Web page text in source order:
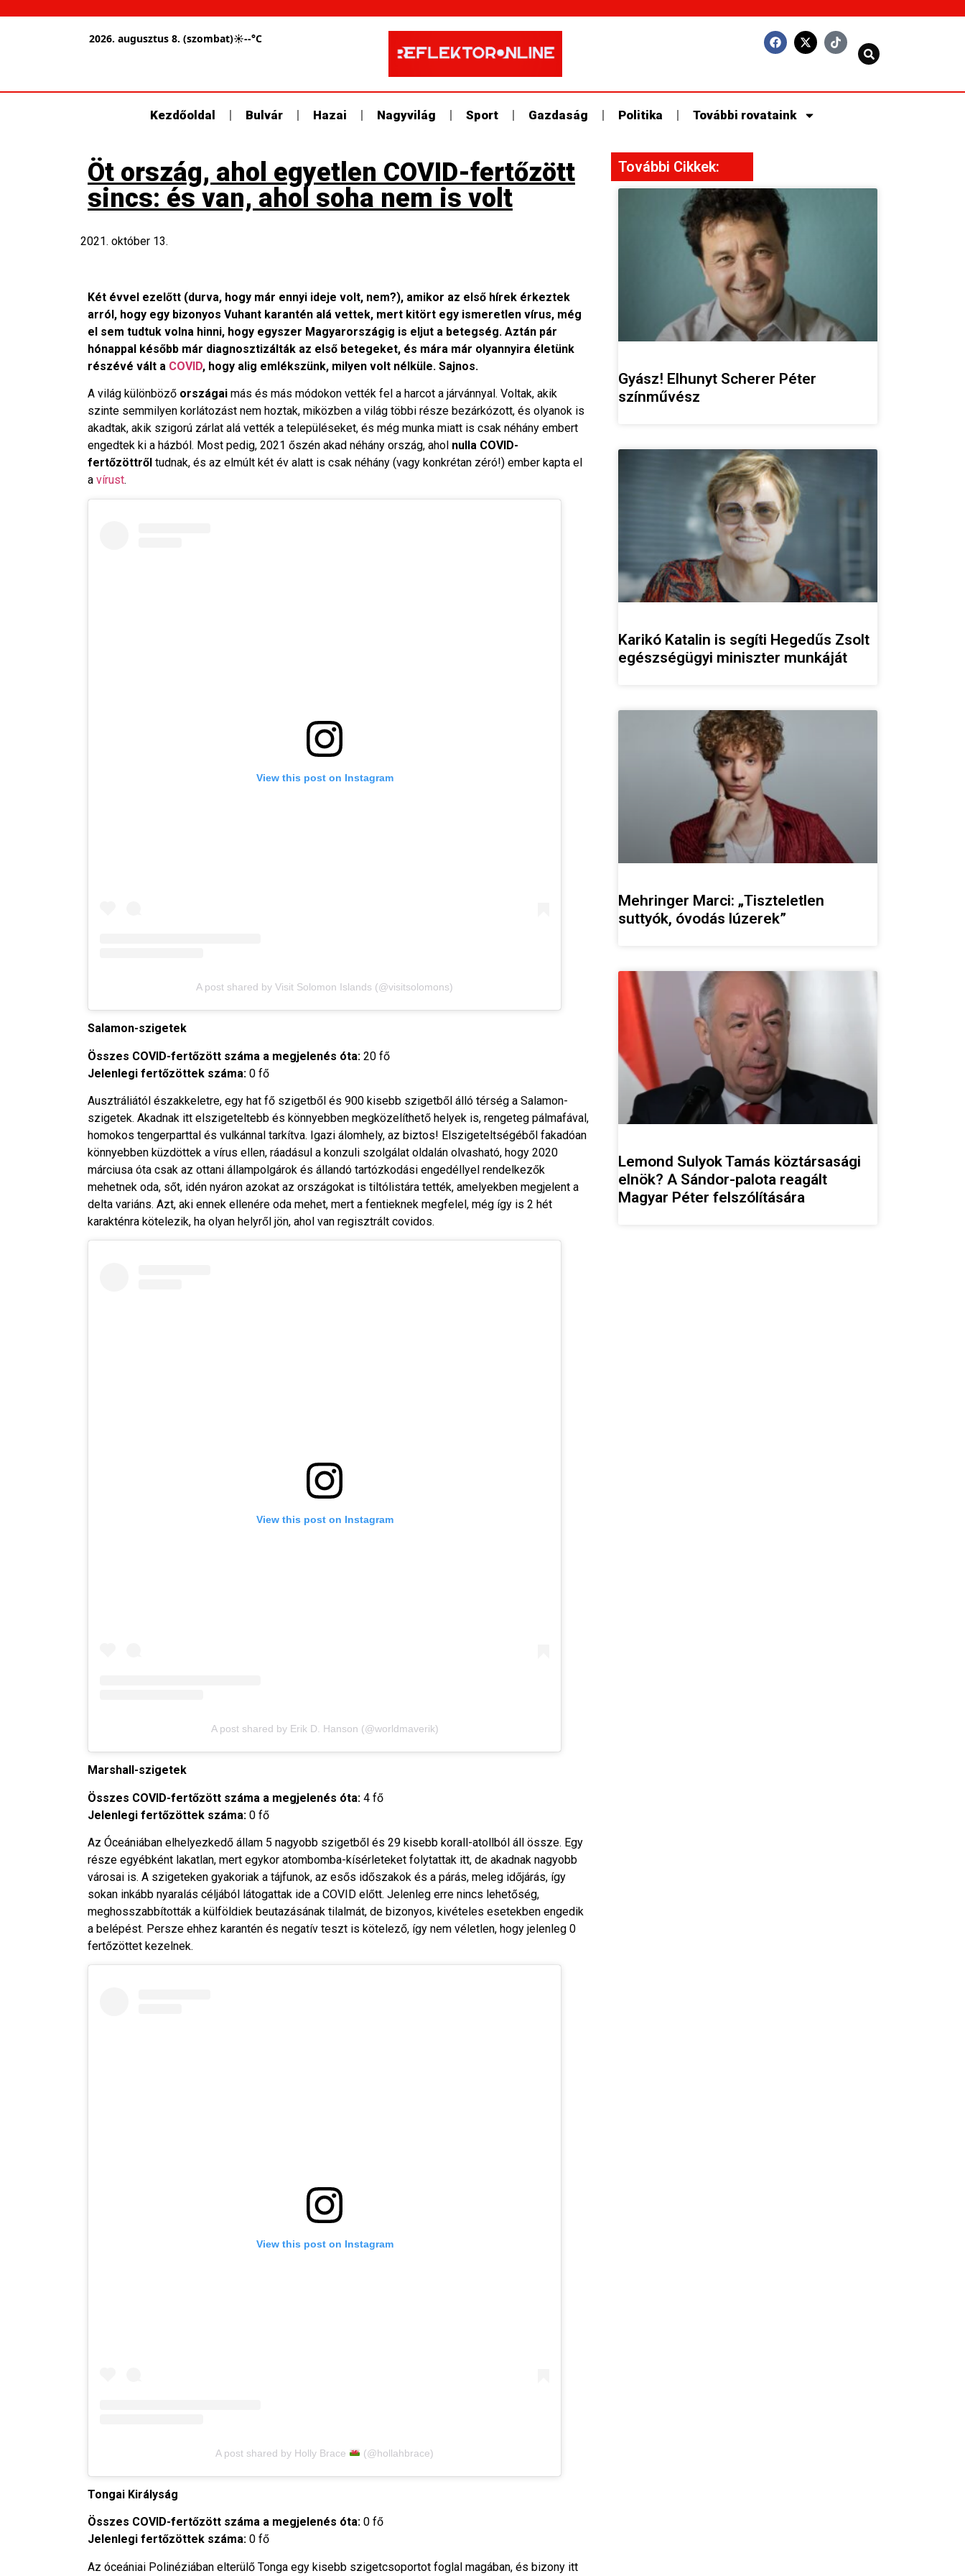
2026. augusztus 8. (szombat)☀--°C
Kezdőoldal Bulvár Hazai Nagyvilág Sport Gazdaság Politika További rovataink
Öt ország, ahol egyetlen COVID-fertőzött
sincs: és van, ahol soha nem is volt
2021. október 13.
Két évvel ezelőtt (durva, hogy már ennyi ideje volt, nem?), amikor az első hírek érkeztek
arról, hogy egy bizonyos Vuhant karantén alá vettek, mert kitört egy ismeretlen vírus, még
el sem tudtuk volna hinni, hogy egyszer Magyarországig is eljut a betegség. Aztán pár
hónappal később már diagnosztizálták az első betegeket, és mára már olyannyira életünk
részévé vált a COVID, hogy alig emlékszünk, milyen volt nélküle. Sajnos.
A világ különböző országai más és más módokon vették fel a harcot a járvánnyal. Voltak, akik
szinte semmilyen korlátozást nem hoztak, miközben a világ többi része bezárkózott, és olyanok is
akadtak, akik szigorú zárlat alá vették a településeket, és még munka miatt is csak néhány embert
engedtek ki a házból. Most pedig, 2021 őszén akad néhány ország, ahol nulla COVID-
fertőzöttről tudnak, és az elmúlt két év alatt is csak néhány (vagy konkrétan zéró!) ember kapta el
a vírust.
View this post on Instagram
A post shared by Visit Solomon Islands (@visitsolomons)
Salamon-szigetek
Összes COVID-fertőzött száma a megjelenés óta: 20 fő
Jelenlegi fertőzöttek száma: 0 fő
Ausztráliától északkeletre, egy hat fő szigetből és 900 kisebb szigetből álló térség a Salamon-
szigetek. Akadnak itt elszigeteltebb és könnyebben megközelíthető helyek is, rengeteg pálmafával,
homokos tengerparttal és vulkánnal tarkítva. Igazi álomhely, az biztos! Elszigeteltségéből fakadóan
könnyebben küzdöttek a vírus ellen, ráadásul a konzuli szolgálat oldalán olvasható, hogy 2020
márciusa óta csak az ottani állampolgárok és állandó tartózkodási engedéllyel rendelkezők
mehetnek oda, sőt, idén nyáron azokat az országokat is tiltólistára tették, amelyekben megjelent a
delta variáns. Azt, aki ennek ellenére oda mehet, mert a fentieknek megfelel, még így is 2 hét
karakténra kötelezik, ha olyan helyről jön, ahol van regisztrált covidos.
View this post on Instagram
A post shared by Erik D. Hanson (@worldmaverik)
Marshall-szigetek
Összes COVID-fertőzött száma a megjelenés óta: 4 fő
Jelenlegi fertőzöttek száma: 0 fő
Az Óceániában elhelyezkedő állam 5 nagyobb szigetből és 29 kisebb korall-atollból áll össze. Egy
része egyébként lakatlan, mert egykor atombomba-kísérleteket folytattak itt, de akadnak nagyobb
városai is. A szigeteken gyakoriak a tájfunok, az esős időszakok és a párás, meleg időjárás, így
sokan inkább nyaralás céljából látogattak ide a COVID előtt. Jelenleg erre nincs lehetőség,
meghosszabbították a külföldiek beutazásának tilalmát, de bizonyos, kivételes esetekben engedik
a belépést. Persze ehhez karantén és negatív teszt is kötelező, így nem véletlen, hogy jelenleg 0
fertőzöttet kezelnek.
View this post on Instagram
A post shared by Holly Brace (@hollahbrace)
Tongai Királyság
Összes COVID-fertőzött száma a megjelenés óta: 0 fő
Jelenlegi fertőzöttek száma: 0 fő
Az óceániai Polinéziában elterülő Tonga egy kisebb szigetcsoportot foglal magában, és bizony itt
További Cikkek:
Gyász! Elhunyt Scherer Péter
színművész
Karikó Katalin is segíti Hegedűs Zsolt
egészségügyi miniszter munkáját
Mehringer Marci: „Tiszteletlen
suttyók, óvodás lúzerek”
Lemond Sulyok Tamás köztársasági
elnök? A Sándor-palota reagált
Magyar Péter felszólítására